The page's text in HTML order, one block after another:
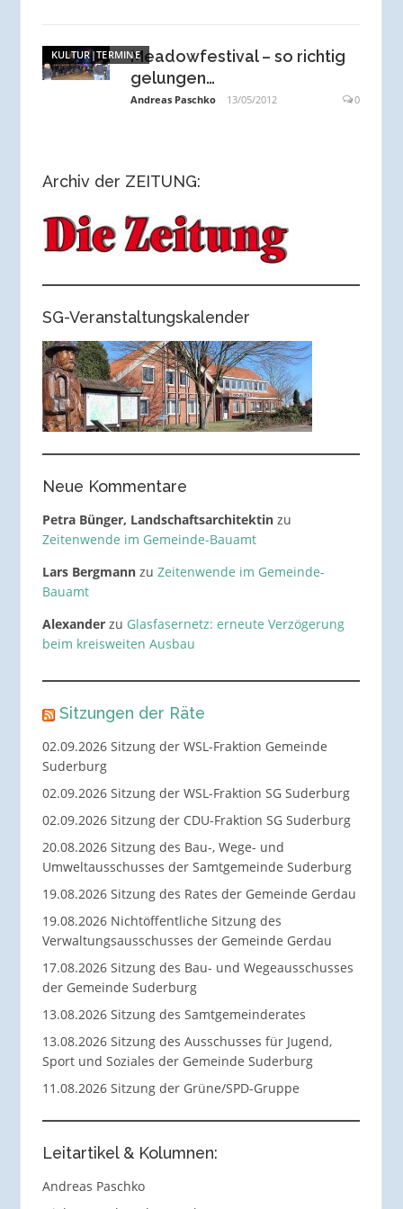
KULTUR|TERMINEMeadowfestival – so richtig
gelungen…
Andreas Paschko 13/05/2012 0
Archiv der ZEITUNG:
SG-Veranstaltungskalender
Neue Kommentare
Petra Bünger, Landschaftsarchitektinzu
Zeitenwende im Gemeinde-Bauamt
Lars Bergmannzu Zeitenwende im Gemeinde-
Bauamt
Alexanderzu Glasfasernetz: erneute Verzögerung
beim kreisweiten Ausbau
Sitzungen der Räte
02.09.2026 Sitzung der WSL-Fraktion Gemeinde
Suderburg
02.09.2026 Sitzung der WSL-Fraktion SG Suderburg
02.09.2026 Sitzung der CDU-Fraktion SG Suderburg
20.08.2026 Sitzung des Bau-, Wege- und
Umweltausschusses der Samtgemeinde Suderburg
19.08.2026 Sitzung des Rates der Gemeinde Gerdau
19.08.2026 Nichtöffentliche Sitzung des
Verwaltungsausschusses der Gemeinde Gerdau
17.08.2026 Sitzung des Bau- und Wegeausschusses
der Gemeinde Suderburg
13.08.2026 Sitzung des Samtgemeinderates
13.08.2026 Sitzung des Ausschusses für Jugend,
Sport und Soziales der Gemeinde Suderburg
11.08.2026 Sitzung der Grüne/SPD-Gruppe
Leitartikel & Kolumnen:
Andreas Paschko